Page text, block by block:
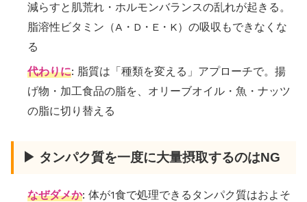
減らすと肌荒れ・ホルモンバランスの乱れが起きる。
脂溶性ビタミン（A・D・E・K）の吸収もできなくな
る
代わりに: 脂質は「種類を変える」アプローチで。揚
げ物・加工食品の脂を、オリーブオイル・魚・ナッツ
の脂に切り替える
▶ タンパク質を一度に大量摂取するのはNG
なぜダメか: 体が1食で処理できるタンパク質はおよそ